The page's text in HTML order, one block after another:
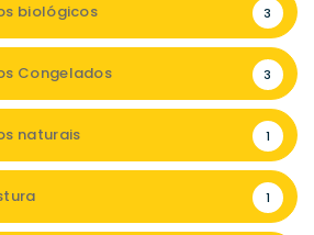
biológicos 3
Congelados 3
naturais 1
1